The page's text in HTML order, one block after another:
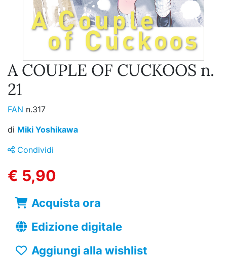
A COUPLE OF CUCKOOS n.
21
FAN n.317
di Miki Yoshikawa
Condividi
€ 5,90
Acquista ora
Edizione digitale
Aggiungi alla wishlist